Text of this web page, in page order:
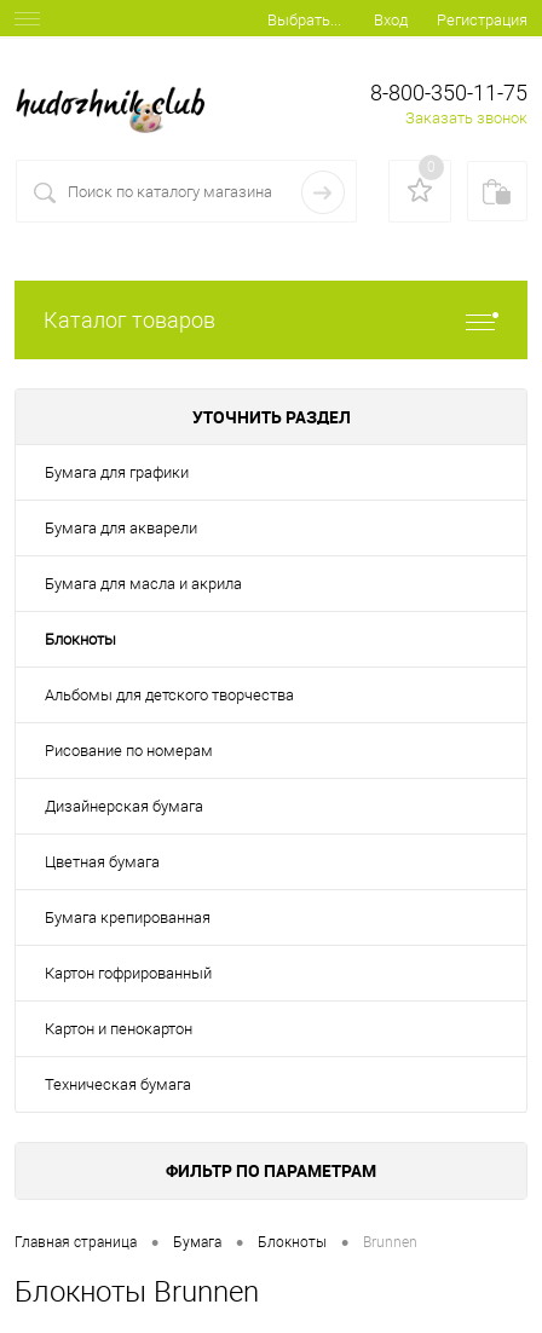
Выбрать... Вход Регистрация
8-800-350-11-75
Заказать звонок
0
Каталог товаров
УТОЧНИТЬ РАЗДЕЛ
Бумага для графики
Бумага для акварели
Бумага для масла и акрила
Блокноты
Альбомы для детского творчества
Рисование по номерам
Дизайнерская бумага
Цветная бумага
Бумага крепированная
Картон гофрированный
Картон и пенокартон
Техническая бумага
ФИЛЬТР ПО ПАРАМЕТРАМ
Главная страница • Бумага • Блокноты • Brunnen
Блокноты Brunnen